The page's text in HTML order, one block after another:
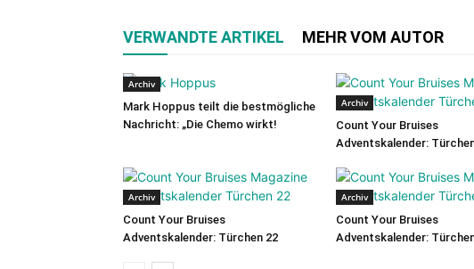
VERWANDTE ARTIKEL MEHR VOM AUTOR
Archiv
Mark Hoppus teilt die bestmögliche
Nachricht: „Die Chemo wirkt!
Archiv
Count Your Bruises
Adventskalender:
Archiv
Count Your Bruises
Adventskalender: Türchen 22
Archiv
Count Your Bruises
Adventskalender: